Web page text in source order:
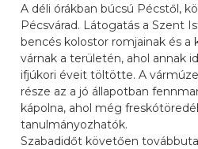
A déli órákban búcsú Pécstől,
Pécsvárad. Látogatás a Szent
bencés kolostor romjainak és
várnak a területén, ahol annak
ifjúkori éveit töltötte. A
része az a jó állapotban
kápolna, ahol még
tanulmányozhatók.
Szabadidőt követően